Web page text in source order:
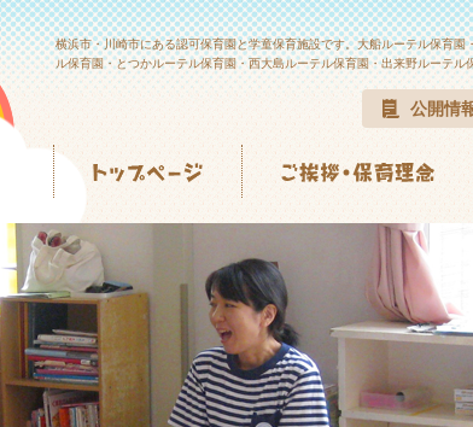
横浜市・川崎市にある認可保育園と学童保育施設です。大船ルーテル保育
ル保育園・とつかルーテル保育園・西大島ルーテル保育園・出来野ルーテル
公開情